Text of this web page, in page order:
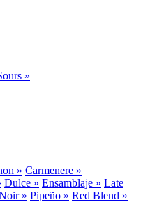
»
» Carmenere »
Dulce » Ensamblaje » Late
» Pipeño » Red Blend »